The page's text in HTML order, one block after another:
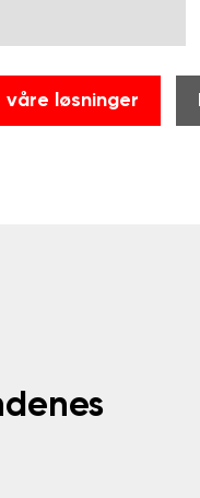
våre løsninger